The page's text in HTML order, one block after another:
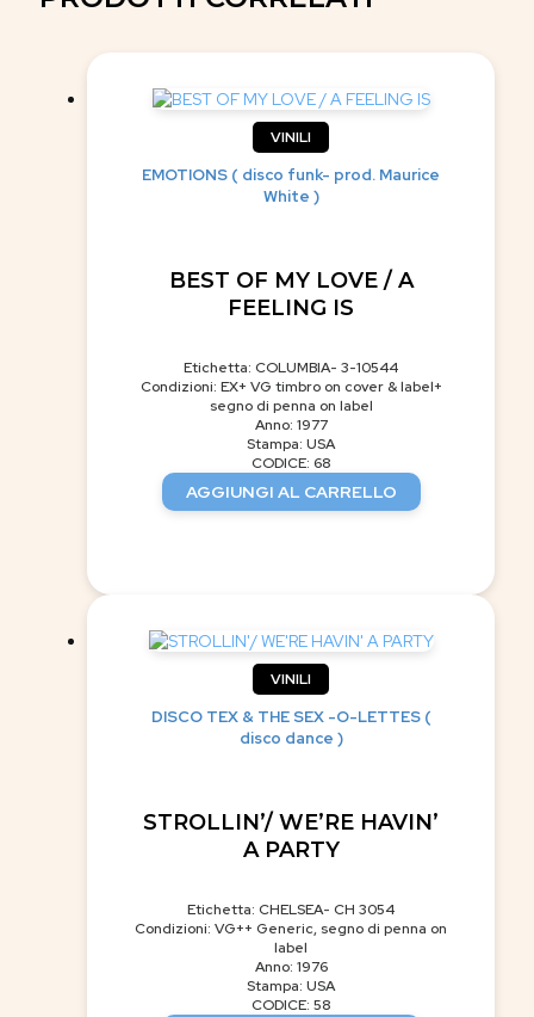
VINILI
EMOTIONS ( disco funk- prod. Maurice
White )
BEST OF MY LOVE / A
FEELING IS
Etichetta: COLUMBIA- 3-10544
Condizioni: EX+ VG timbro on cover & label+
segno di penna on label
Anno: 1977
Stampa: USA
CODICE: 68
AGGIUNGI AL CARRELLO
VINILI
DISCO TEX & THE SEX -O-LETTES (
disco dance )
STROLLIN’/ WE’RE HAVIN’
A PARTY
Etichetta: CHELSEA- CH 3054
Condizioni: VG++ Generic, segno di penna on
label
Anno: 1976
Stampa: USA
CODICE: 58